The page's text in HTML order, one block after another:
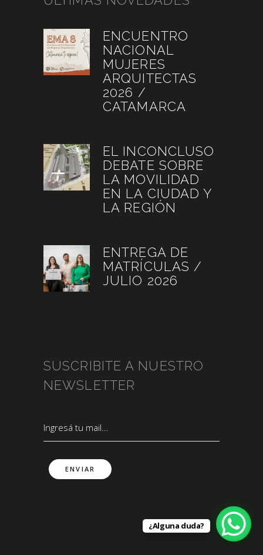
ENCUENTRO
NACIONAL
MUJERES
ARQUITECTAS
2026 /
CATAMARCA
EL INCONCLUSO
DEBATE SOBRE
LA MOVILIDAD
EN LA CIUDAD Y
LA REGIÓN
ENTREGA DE
MATRÍCULAS /
JULIO 2026
SUSCRIBITE A NUESTRO
NEWSLETTER
¿Alguna duda?